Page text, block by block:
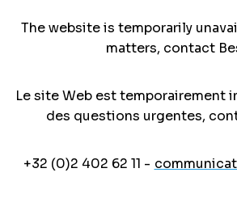
The website is temporarily
matters, contact
Le site Web est temporairement
des questions urgentes,
+32 (0)2 402 62 11 -